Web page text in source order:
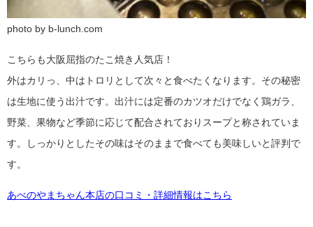
photo by b-lunch.com
こちらも大阪屈指のたこ焼き人気店！
外はカリっ、中はトロリとして次々と食べたくなります。その秘密
は生地に使う出汁です。出汁には定番のカツオだけでなく鶏ガラ、
野菜、果物など季節に応じて配合されておりスープと称されていま
す。しっかりとしたその味はそのままで食べても美味しいと評判で
す。
あべのやまちゃん本店の口コミ・詳細情報はこちら